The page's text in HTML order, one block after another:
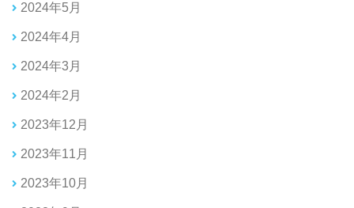
2024年5月
2024年4月
2024年3月
2024年2月
2023年12月
2023年11月
2023年10月